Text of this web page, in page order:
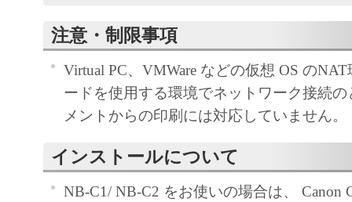
めの、お客様とキヤノン株式会社（以下キ
お客様は、『同意』を示す下記のボタンを
点、または「本ソフトウェア」のインスト
をもって、本契約書に同意したことになり
お客様が本契約書に同意できない場合、「
ア」を使用することはできません。
１．許諾
注意・制限事項
Virtual PC、VMWare などの仮想 OS の
ードを使用する環境でネットワーク接続
メントからの印刷には対応していません。
インストールについて
NB-C1/ NB-C2 をお使いの場合は、 Canon